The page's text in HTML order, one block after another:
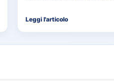
Leggi l'articolo